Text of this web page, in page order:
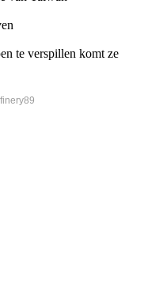
te verspillen komt ze